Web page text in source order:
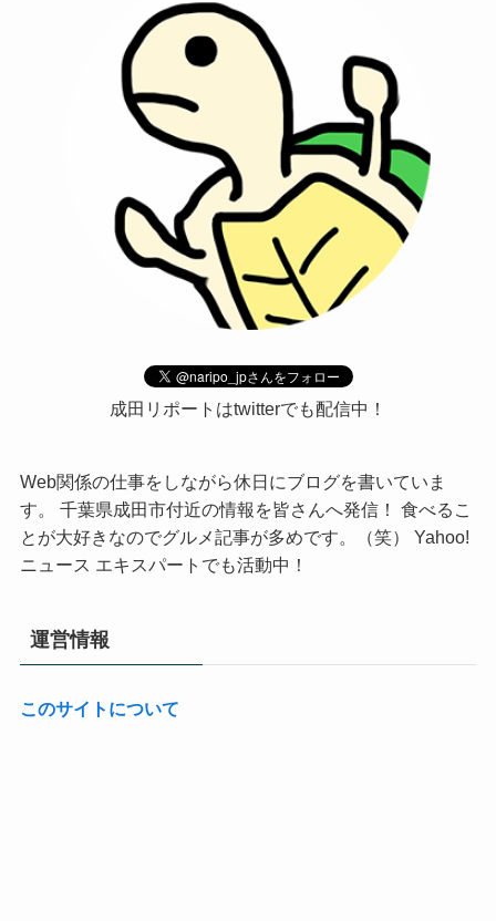
成田リポートはtwitterでも配信中！
Web関係の仕事をしながら休日にブログを書いていま
す。 千葉県成田市付近の情報を皆さんへ発信！ 食べるこ
とが大好きなのでグルメ記事が多めです。（笑） Yahoo!
ニュース エキスパートでも活動中！
運営情報
このサイトについて